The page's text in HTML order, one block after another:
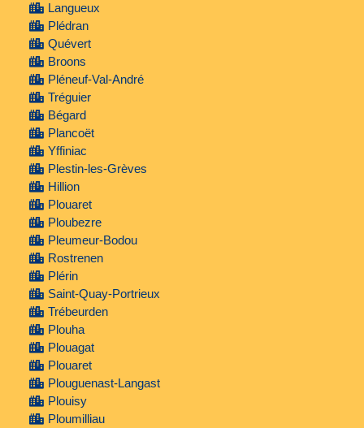
Langueux
Plédran
Quévert
Broons
Pléneuf-Val-André
Tréguier
Bégard
Plancoët
Yffiniac
Plestin-les-Grèves
Hillion
Plouaret
Ploubezre
Pleumeur-Bodou
Rostrenen
Plérin
Saint-Quay-Portrieux
Trébeurden
Plouha
Plouagat
Plouaret
Plouguenast-Langast
Plouisy
Ploumilliau